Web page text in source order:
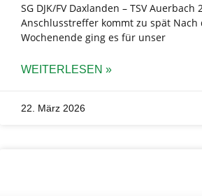
SG DJK/FV Daxlanden – TSV Auerbach
Anschlusstreffer kommt zu spät
Wochenende ging es für unser
WEITERLESEN »
22. März 2026